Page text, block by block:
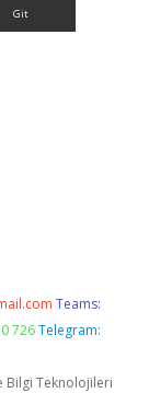
Teams:
726 Telegram:
Bilgi Teknolojileri